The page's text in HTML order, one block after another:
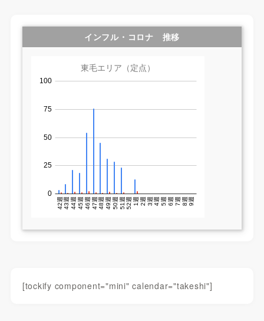
インフル・コロナ 推移
[tockify component="mini" calendar="takeshi"]